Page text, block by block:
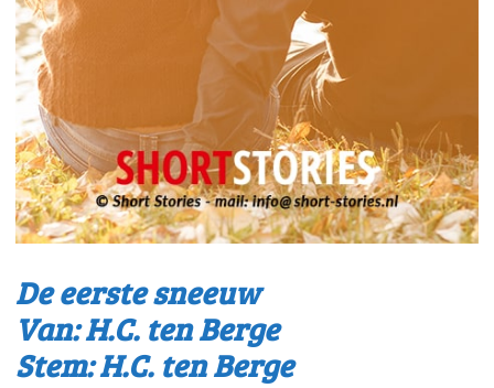
De eerste sneeuw
Van: H.C. ten Berge
Stem: H.C. ten Berge